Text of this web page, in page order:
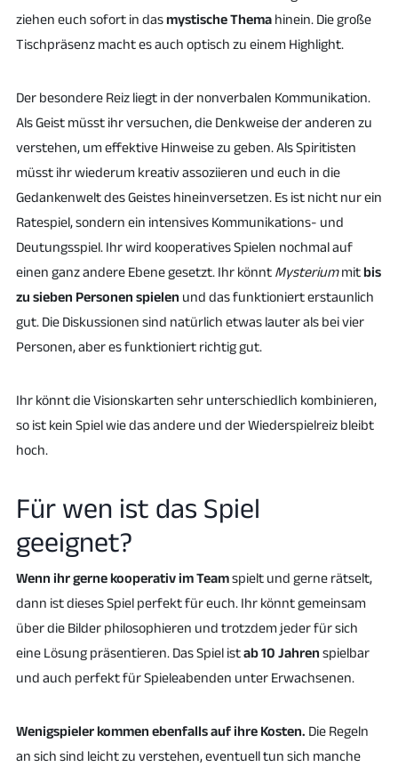
ziehen euch sofort in dasmystische Thema hinein. Die große
Tischpräsenz macht es auch optisch zu einem Highlight.
Der besondere Reiz liegt in der nonverbalen Kommunikation.
Als Geist müsst ihr versuchen, die Denkweise der anderen zu
verstehen, um effektive Hinweise zu geben. Als Spiritisten
müsst ihr wiederum kreativ assoziieren und euch in die
Gedankenwelt des Geistes hineinversetzen. Es ist nicht nur ein
Ratespiel, sondern ein intensives Kommunikations- und
Deutungsspiel. Ihr wird kooperatives Spielen nochmal auf
einen ganz andere Ebene gesetzt. Ihr könnt Mysteriummitbis
zu sieben Personen spielen und das funktioniert erstaunlich
gut. Die Diskussionen sind natürlich etwas lauter als bei vier
Personen, aber es funktioniert richtig gut.
Ihr könnt die Visionskarten sehr unterschiedlich kombinieren,
so ist kein Spiel wie das andere und der Wiederspielreiz bleibt
hoch.
Für wen ist das Spiel
geeignet?
Wenn ihr gerne kooperativ im Teamspielt und gerne rätselt,
dann ist dieses Spiel perfekt für euch. Ihr könnt gemeinsam
über die Bilder philosophieren und trotzdem jeder für sich
eine Lösung präsentieren. Das Spiel istab 10 Jahren spielbar
und auch perfekt für Spieleabenden unter Erwachsenen.
Wenigspieler kommen ebenfalls auf ihre Kosten. Die Regeln
an sich sind leicht zu verstehen, eventuell tun sich manche